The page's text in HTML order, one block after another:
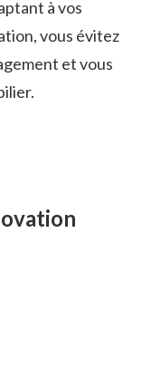
à vos
vous évitez
et vous